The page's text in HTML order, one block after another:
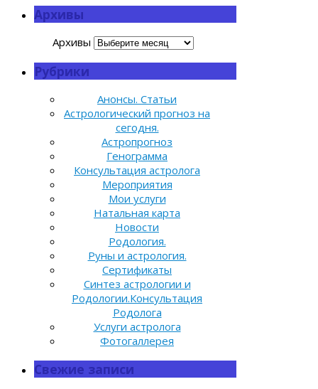
Архивы
Архивы
Рубрики
Анонсы. Статьи
Астрологический прогноз на
сегодня.
Астропрогноз
Генограмма
Консультация астролога
Мероприятия
Мои услуги
Натальная карта
Новости
Родология.
Руны и астрология.
Сертификаты
Синтез астрологии и
Родологии.Консультация
Родолога
Услуги астролога
Фотогаллерея
Свежие записи